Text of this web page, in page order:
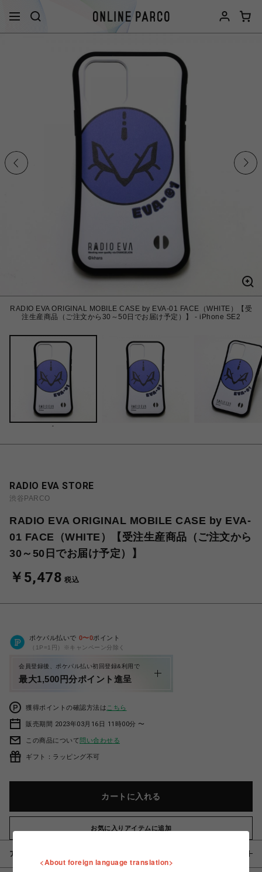
RADIO EVA ORIGINAL MOBILE CASE by EVA-01 FACE（WHITE）【受
注生産商品（ご注文から30～50日でお届け予定）】 - iPhone SE2
-
RADIO EVA STORE
渋谷PARCO
RADIO EVA ORIGINAL MOBILE CASE by EVA-
01 FACE（WHITE）【受注生産商品（ご注文から
30～50日でお届け予定）】
￥5,478 税込
ポケパル払いで 0〜0ポイント
（1P=1円）※キャンペーン分除く
会員登録後、ポケパル払い初回登録&利用で
最大1,500円分ポイント進呈
獲得ポイントの確認方法は こちら
販売期間 2023年03月16日 11時00分 〜
この商品について問い合わせる
ギフト：ラッピング不可
カートに入れる
お気に入りアイテムに追加
アイテム説明 / 素材
<About foreign language translation>